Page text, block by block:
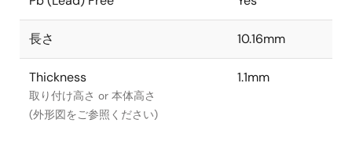
長さ 10.16mm
Thickness
取り付け高さ or 本体高さ
(外形図をご参照ください)
1.1mm